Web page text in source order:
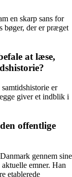
en skarp sans for
bøger, der er præget
at læse,
er
giver et indblik i
offentlige
gennem sine
emner. Han
etablerede